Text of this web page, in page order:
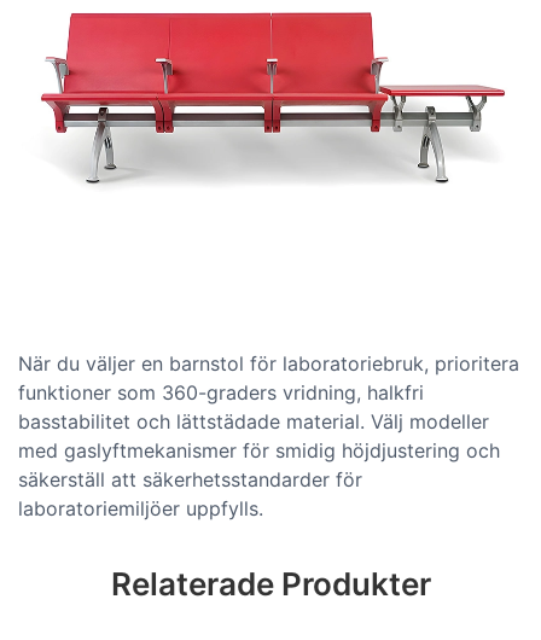
När du väljer en barnstol för laboratoriebruk, prioritera
funktioner som 360-graders vridning, halkfri
basstabilitet och lättstädade material. Välj modeller
med gaslyftmekanismer för smidig höjdjustering och
säkerställ att säkerhetsstandarder för
laboratoriemiljöer uppfylls.
Relaterade Produkter